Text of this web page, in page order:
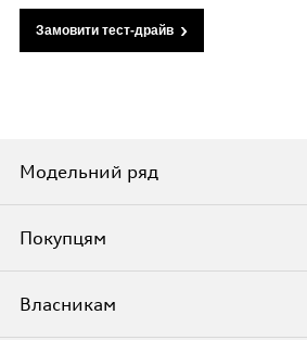
Замовити тест-драйв
Модельний ряд
Покупцям
Власникам